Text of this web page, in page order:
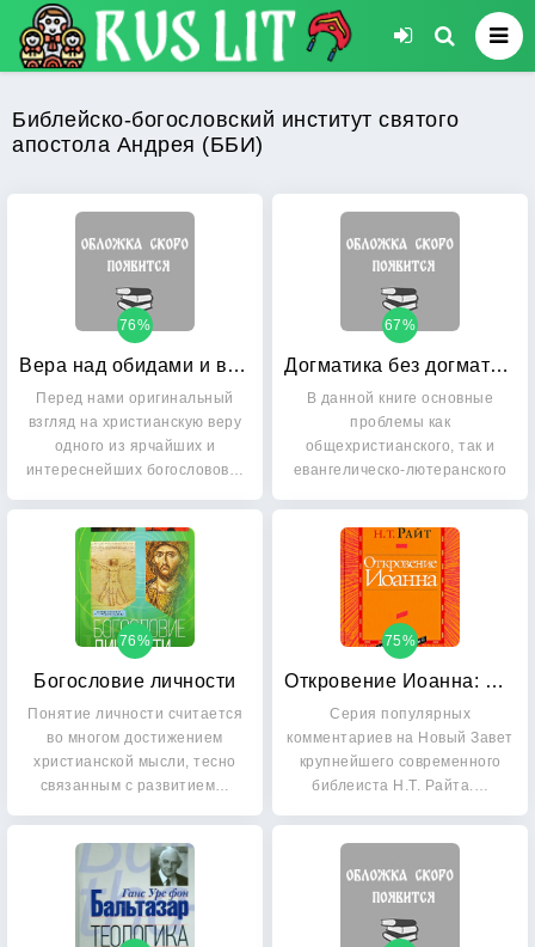
Библейско-богословский институт святого
апостола Андрея (ББИ)
Вера над обидами и возмущением: Фрагменты о христианстве и гомосексуализме
76%
Перед нами оригинальный
взгляд на христианскую веру
одного из ярчайших и
интереснейших богословов…
Догматика без догматизма
67%
В данной книге основные
проблемы как
общехристианского, так и
евангелическо-лютеранского
Богословие личности
76%
Понятие личности считается
во многом достижением
христианской мысли, тесно
связанным с развитием…
Откровение Иоанна: Популярный комментарий
75%
Серия популярных
комментариев на Новый Завет
крупнейшего современного
библеиста Н.Т. Райта.…